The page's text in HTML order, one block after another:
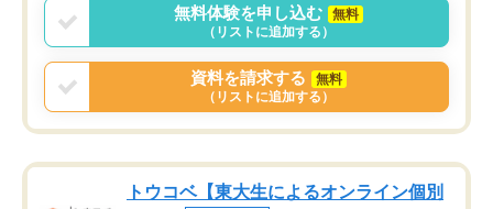
無料体験を申し込む
無料
（リストに追加する）
資料を請求する
無料
（リストに追加する）
トウコベ【東大生によるオンライン個別